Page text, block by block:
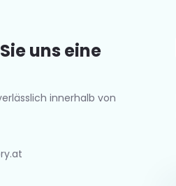
uns eine
innerhalb von